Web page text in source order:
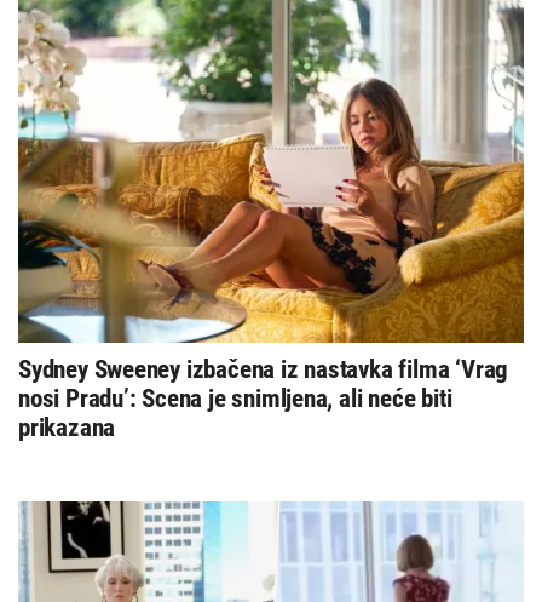
Sydney Sweeney izbačena iz nastavka filma ‘Vrag
nosi Pradu’: Scena je snimljena, ali neće biti
prikazana